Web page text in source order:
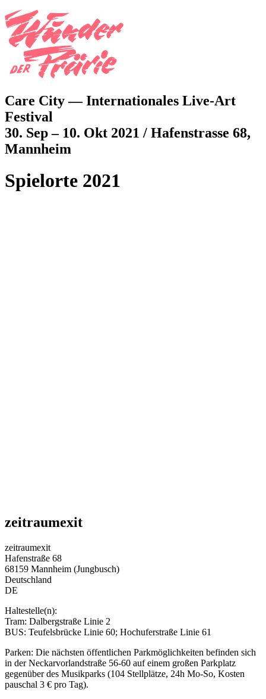
Jump to navigation
Care City — Internationales Live-Art
Festival
30. Sep – 10. Okt 2021 / Hafenstrasse 68,
Mannheim
Spielorte 2021
zeitraumexit
zeitraumexit
Hafenstraße 68
68159 Mannheim (Jungbusch)
Deutschland
DE
Haltestelle(n):
Tram: Dalbergstraße Linie 2
BUS: Teufelsbrücke Linie 60; Hochuferstraße Linie 61
Parken: Die nächsten öffentlichen Parkmöglichkeiten befinden sich
in der Neckarvorlandstraße 56-60 auf einem großen Parkplatz
gegenüber des Musikparks (104 Stellplätze, 24h Mo-So, Kosten
pauschal 3 € pro Tag).